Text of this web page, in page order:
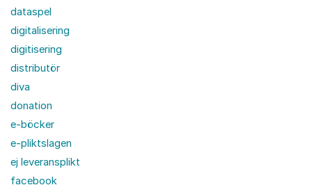
dataspel
digitalisering
digitisering
distributör
diva
donation
e-böcker
e-pliktslagen
ej leveransplikt
facebook